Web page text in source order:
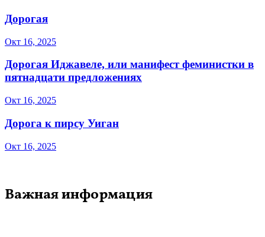
Дорогая
Окт 16, 2025
Дорогая Иджавеле, или манифест феминистки в
пятнадцати предложениях
Окт 16, 2025
Дорога к пирсу Уиган
Окт 16, 2025
Важная информация